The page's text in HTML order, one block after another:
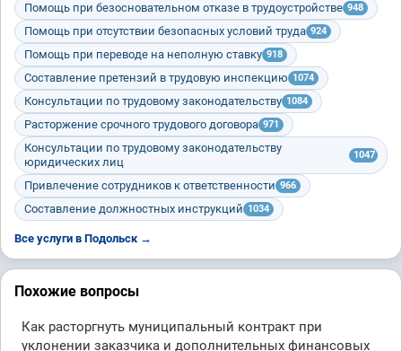
Помощь при безосновательном отказе в трудоустройстве 948
Помощь при отсутствии безопасных условий труда 924
Помощь при переводе на неполную ставку 918
Составление претензий в трудовую инспекцию 1074
Консультации по трудовому законодательству 1084
Расторжение срочного трудового договора 971
Консультации по трудовому законодательству
юридических лиц
1047
Привлечение сотрудников к ответственности 966
Составление должностных инструкций 1034
Все услуги в Подольск →
Похожие вопросы
Как расторгнуть муниципальный контракт при
уклонении заказчика и дополнительных финансовых